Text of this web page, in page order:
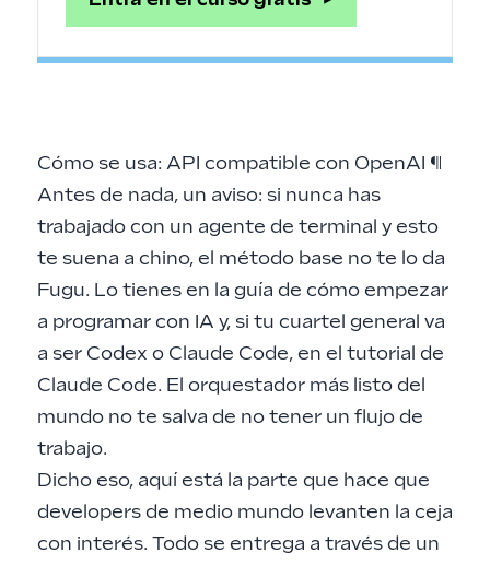
Cómo se usa: API compatible con OpenAI ¶
Antes de nada, un aviso: si nunca has
trabajado con un agente de terminal y esto
te suena a chino, el método base no te lo da
Fugu. Lo tienes en la guía de cómo empezar
a programar con IA y, si tu cuartel general va
a ser Codex o Claude Code, en el tutorial de
Claude Code. El orquestador más listo del
mundo no te salva de no tener un flujo de
trabajo.
Dicho eso, aquí está la parte que hace que
developers de medio mundo levanten la ceja
con interés. Todo se entrega a través de un